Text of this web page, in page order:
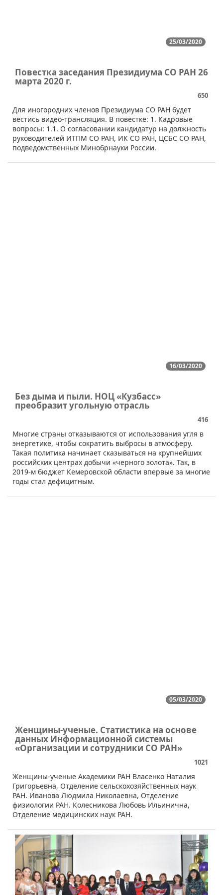
25/03/2020
Повестка заседания Президиума СО РАН 26
марта 2020 г.
650
Для иногородних членов Президиума СО РАН будет
вестись видео-трансляция. В повестке: 1. Кадровые
вопросы: 1.1. О согласовании кандидатур на должность
руководителей ИТПМ СО РАН, ИК СО РАН, ЦСБС СО РАН,
подведомственных Минобрнауки России.
16/03/2020
Без дыма и пыли. НОЦ «Кузбасс»
преобразит угольную отрасль
416
Многие страны отказываются от использования угля в
энергетике, чтобы сократить выбросы в атмосферу.
Такая политика начинает сказываться на крупнейших
российских центрах добычи «черного золота». Так, в
2019-м бюджет Кемеровской области впервые за многие
годы стал дефицитным.
05/03/2020
Женщины-ученые. Статистика на основе
данных Информационной системы
«Организации и сотрудники СО РАН»
1021
​Женщины-ученые Академики РАН Власенко Наталия
Григорьевна, Отделение сельскохозяйственных наук
РАН. Иванова Людмила Николаевна, Отделение
физиологии РАН. Колесникова Любовь Ильинична,
Отделение медицинских наук РАН.